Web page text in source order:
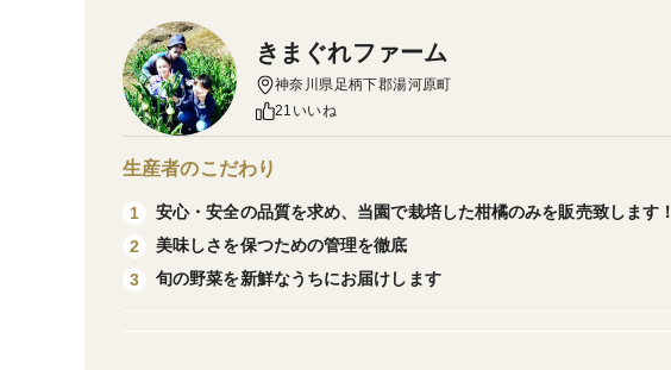
きまぐれファーム
神奈川県足柄下郡湯河原町
21いいね
生産者のこだわり
1
安心・安全の品質を求め、当園で栽培した柑橘のみを販売致します！
2
美味しさを保つための管理を徹底
3
旬の野菜を新鮮なうちにお届けします